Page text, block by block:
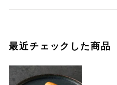
最近チェックした商品